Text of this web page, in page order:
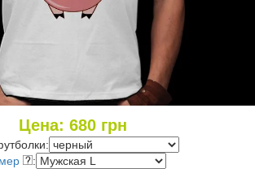
Цена: 680грн
: